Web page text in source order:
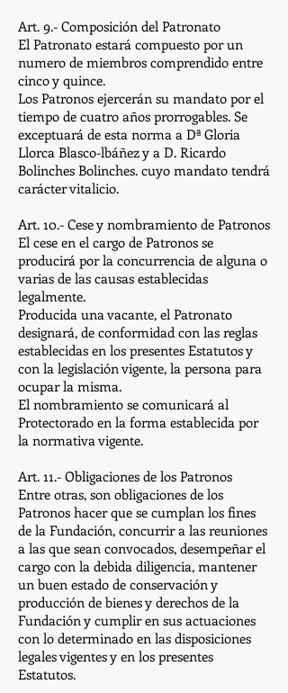
Art. 9.- Composición del Patronato
El Patronato estará compuesto por un
numero de miembros comprendido entre
cinco y quince.
Los Patronos ejercerán su mandato por el
tiempo de cuatro años prorrogables. Se
exceptuará de esta norma a Dª Gloria
Llorca Blasco-lbáñez y a D. Ricardo
Bolinches Bolinches. cuyo mandato tendrá
carácter vitalicio.
Art. 10.- Cese y nombramiento de Patronos
El cese en el cargo de Patronos se
producirá por la concurrencia de alguna o
varias de las causas establecidas
legalmente.
Producida una vacante, el Patronato
designará, de conformidad con las reglas
establecidas en los presentes Estatutos y
con la legislación vigente, la persona para
ocupar la misma.
El nombramiento se comunicará al
Protectorado en la forma establecida por
la normativa vigente.
Art. 11.- Obligaciones de los Patronos
Entre otras, son obligaciones de los
Patronos hacer que se cumplan los fines
de la Fundación, concurrir a las reuniones
a las que sean convocados, desempeñar el
cargo con la debida diligencia, mantener
un buen estado de conservación y
producción de bienes y derechos de la
Fundación y cumplir en sus actuaciones
con lo determinado en las disposiciones
legales vigentes y en los presentes
Estatutos.